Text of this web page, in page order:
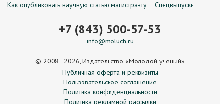
Как опубликовать научную статью магистранту
Спецвыпуски
+7 (843) 500-57-53
info@moluch.ru
© 2008–2026, Издательство «Молодой учёный»
Публичная оферта и реквизиты
Пользовательское соглашение
Политика конфиденциальности
Политика рекламной рассылки